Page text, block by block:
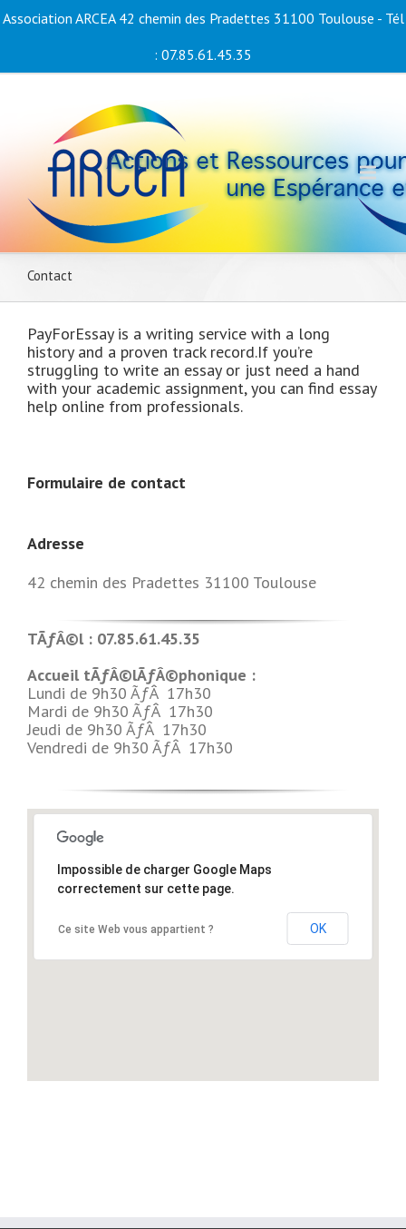
Association ARCEA 42 chemin des Pradettes 31100 Toulouse - Tél
: 07.85.61.45.35
Contact
PayForEssay is a writing service with a long
history and a proven track record.If you’re
struggling to write an essay or just need a hand
with your academic assignment, you can find essay
help online from professionals.
Formulaire de contact
Adresse
42 chemin des Pradettes 31100 Toulouse
TÃƒÂ©l : 07.85.61.45.35
Accueil tÃƒÂ©lÃƒÂ©phonique :
Lundi de 9h30 ÃƒÂ 17h30
Mardi de 9h30 ÃƒÂ 17h30
Jeudi de 9h30 ÃƒÂ 17h30
Vendredi de 9h30 ÃƒÂ 17h30
Impossible de charger Google Maps
correctement sur cette page.
Ce site Web vous appartient ? OK